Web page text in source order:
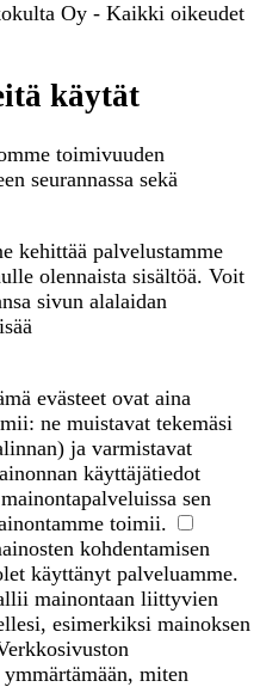
Oy - Kaikki oikeudet
käytät
toimivuuden
seurannassa sekä
kehittää palvelustamme
olennaista sisältöä. Voit
sivun alalaidan
evästeet ovat aina
ne muistavat tekemäsi
ja varmistavat
käyttäjätiedot
sen
toimii.
kohdentamisen
käyttänyt palveluamme.
mainontaan liittyvien
esimerkiksi mainoksen
miten